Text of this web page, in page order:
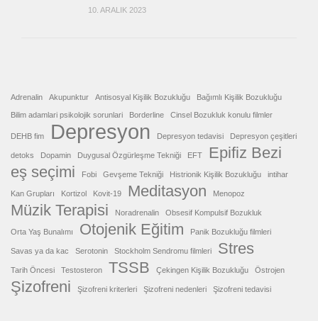
10. ARALIK 2023
Adrenalin Akupunktur Antisosyal Kişilik Bozukluğu Bağımlı Kişilik Bozukluğu
Bilim adamlari psikolojik sorunlari Borderline Cinsel Bozukluk konulu filmler
DEHB fim Depresyon Depresyon tedavisi Depresyon çeşitleri
detoks Dopamin Duygusal Özgürleşme Tekniği EFT
Epifiz Bezi
eş seçimi
Fobi Gevşeme Tekniği Histrionik Kişilik Bozukluğu intihar
Kan Grupları Kortizol Kovit-19 Meditasyon Menopoz
Müzik Terapisi Noradrenalin Obsesif Kompulsif Bozukluk
Orta Yaş Bunalımı Otojenik Eğitim Panik Bozukluğu filmleri
Savas ya da kac Serotonin Stockholm Sendromu filmleri Stres
Tarih Öncesi Testosteron TSSB Çekingen Kişilik Bozukluğu Östrojen
Şizofreni Şizofreni kriterleri Şizofreni nedenleri Şizofreni tedavisi